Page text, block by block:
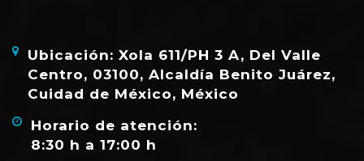
Ubicación: Xola 611/PH 3 A, Del Valle
Centro, 03100, Alcaldía Benito Juárez,
Cuidad de México, México
Horario de atención:
8:30 h a 17:00 h